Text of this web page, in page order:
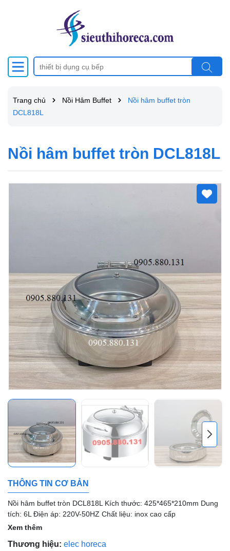
Trang chủ Nồi Hâm Buffet
Nồi hâm buffet tròn
DCL818L
Nồi hâm buffet tròn DCL818L
THÔNG TIN CƠ BẢN
Nồi hâm buffet tròn DCL818L Kích thước: 425*465*210mm Dung
tích: 6L Điện áp: 220V-50HZ Chất liệu: inox cao cấp
Xem thêm
Thương hiệu: elec horeca
Mã giảm giá:
Ngày hết hạn: